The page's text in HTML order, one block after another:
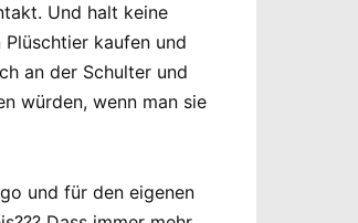
Und halt keine
kaufen und
an der Schulter und
würden, wenn man sie
und für den eigenen